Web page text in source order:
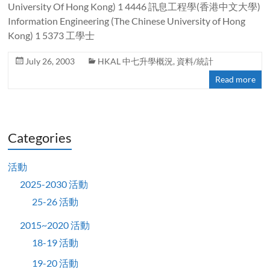
University Of Hong Kong) 1 4446 訊息工程學(香港中文大學)
Information Engineering (The Chinese University of Hong
Kong) 1 5373 工學士
July 26, 2003 HKAL 中七升學概況, 資料/統計
Read more
Categories
活動
2025-2030 活動
25-26 活動
2015~2020 活動
18-19 活動
19-20 活動